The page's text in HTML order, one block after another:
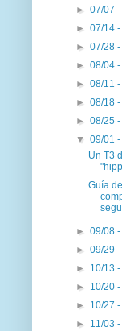
►07/07
►07/14
►07/28
►08/04
►08/11
►08/18
►08/25
▼09/01
Un T3
Guía
►09/08
►09/29
► 10/13
► 10/20
► 10/27
► 11/03